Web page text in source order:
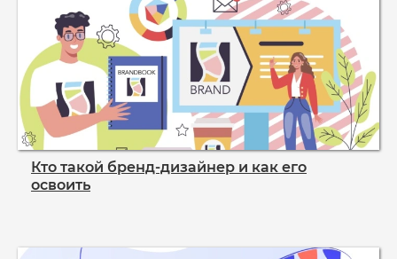
Кто такой бренд‑дизайнер и как его
освоить